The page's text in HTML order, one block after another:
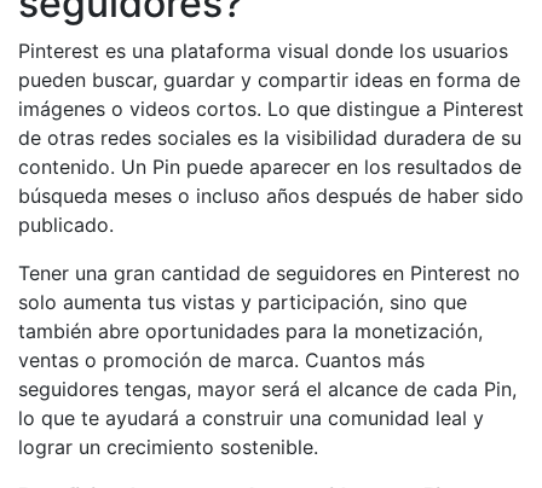
Pinterest es una plataforma visual donde los usuarios
pueden buscar, guardar y compartir ideas en forma de
imágenes o videos cortos. Lo que distingue a Pinterest
de otras redes sociales es la visibilidad duradera de su
contenido. Un Pin puede aparecer en los resultados de
búsqueda meses o incluso años después de haber sido
publicado.
Tener una gran cantidad de seguidores en Pinterest no
solo aumenta tus vistas y participación, sino que
también abre oportunidades para la monetización,
ventas o promoción de marca. Cuantos más
seguidores tengas, mayor será el alcance de cada Pin,
lo que te ayudará a construir una comunidad leal y
lograr un crecimiento sostenible.